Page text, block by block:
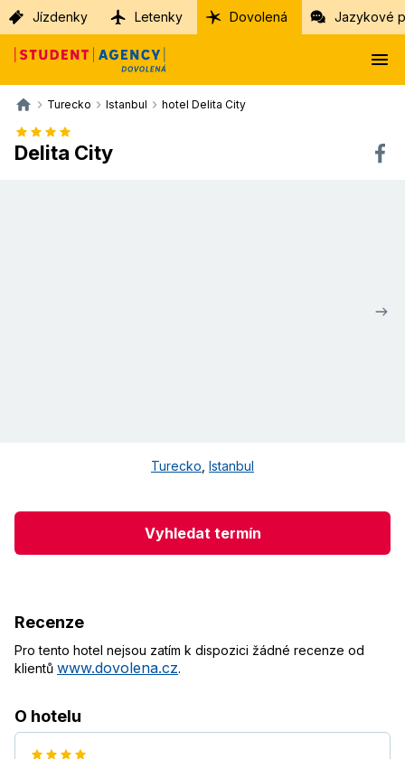
Jízdenky Letenky Dovolená Jazykové
Turecko Istanbul hotel Delita City
Delita City
Turecko Istanbul
Vyhledat termín
Recenze
Pro tento hotel nejsou zatím k dispozici žádné recenze od
klientů www.dovolena.cz.
O hotelu